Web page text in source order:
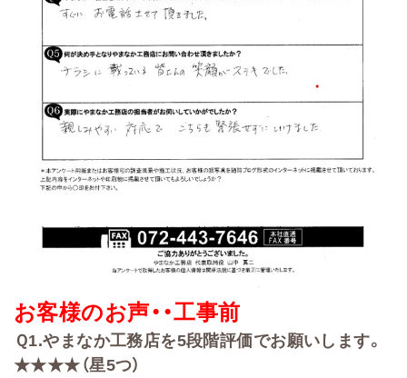
お客様のお声・・工事前
Ｑ1.やまなか工務店を5段階評価でお願いします。
★★★★（星5つ）